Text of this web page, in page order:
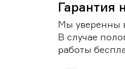
Гарантия
Мы уверенны
В случае
работы